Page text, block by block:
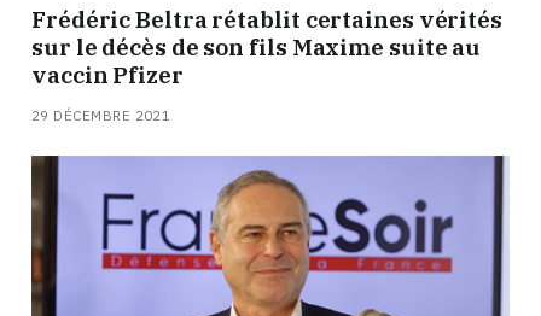
Frédéric Beltra rétablit certaines vérités
sur le décès de son fils Maxime suite au
vaccin Pfizer
29 DÉCEMBRE 2021